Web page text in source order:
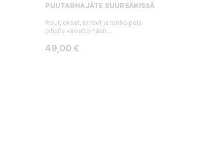
PUUTARHAJÄTE SUURSÄKISSÄ
Risut, oksat, lehdet ja ruoho pois
pihalta vaivattomasti....
Hinta
49,00 €